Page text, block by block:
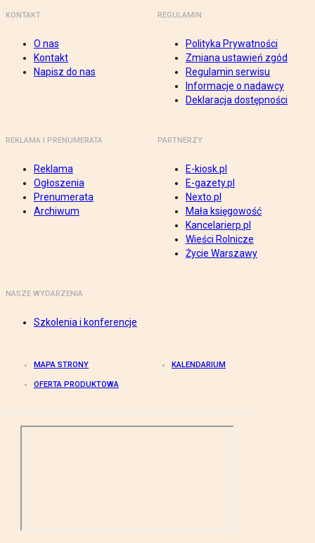
KONTAKT
O nas
Kontakt
Napisz do nas
REGULAMIN
Polityka Prywatności
Zmiana ustawień zgód
Regulamin serwisu
Informacje o nadawcy
Deklaracja dostępności
REKLAMA I PRENUMERATA
Reklama
Ogłoszenia
Prenumerata
Archiwum
PARTNERZY
E-kiosk.pl
E-gazety.pl
Nexto.pl
Mała księgowość
Kancelarierp.pl
Wieści Rolnicze
Życie Warszawy
NASZE WYDARZENIA
Szkolenia i konferencje
MAPA STRONY KALENDARIUM
OFERTA PRODUKTOWA